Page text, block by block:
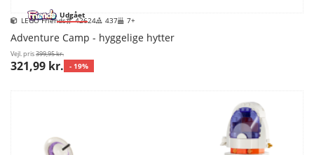
Udgået
LEGO Friends 42624 437 7+
Adventure Camp - hyggelige hytter
Vejl. pris399,95 kr.
321,99 kr. - 19%